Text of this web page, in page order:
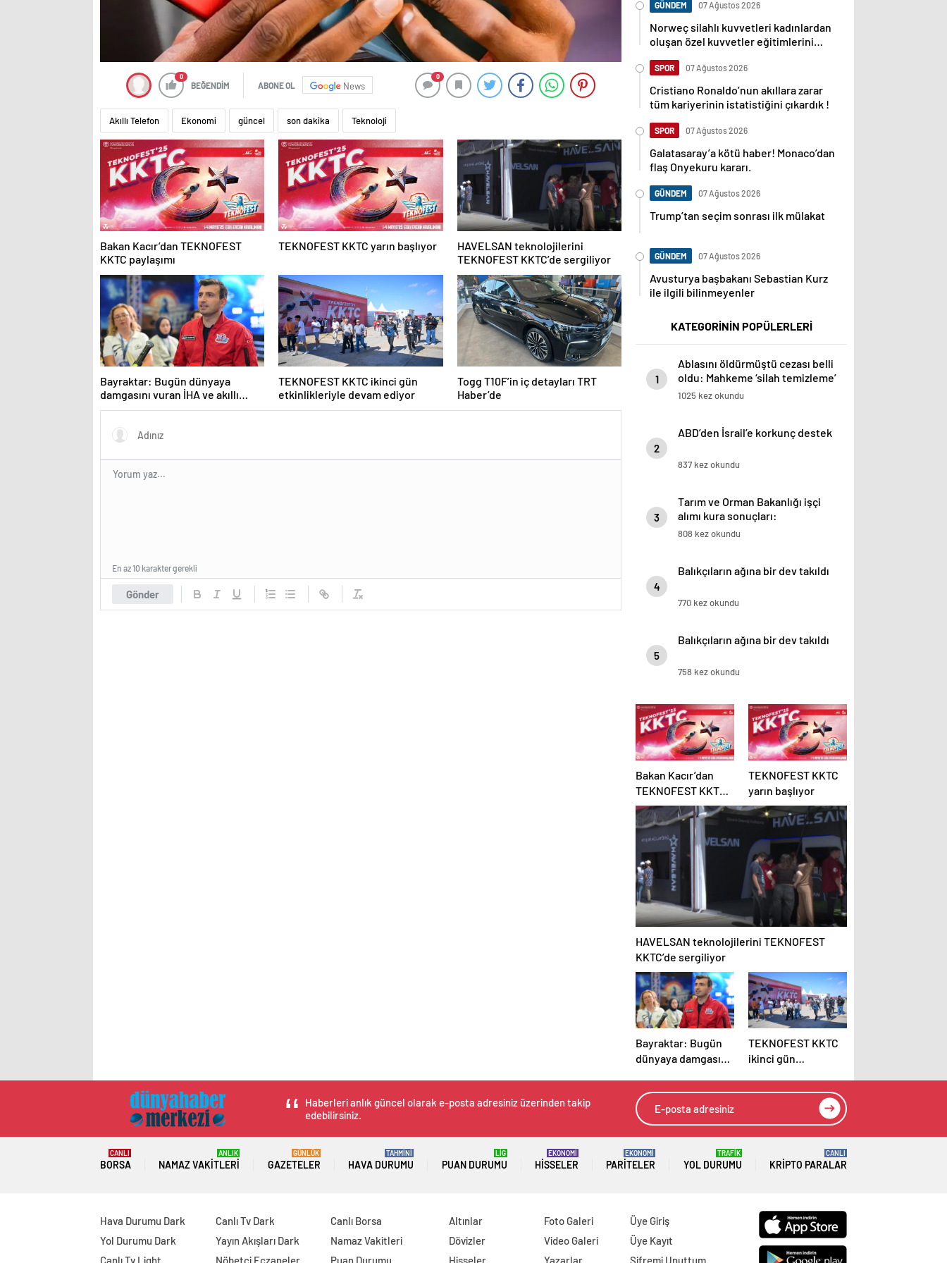
0
BEĞENDİM ABONE OL News
0
Akıllı Telefon Ekonomi güncel son dakika Teknoloji
Bakan Kacır’dan TEKNOFEST
KKTC paylaşımı
TEKNOFEST KKTC yarın başlıyor
HAVELSAN teknolojilerini
TEKNOFEST KKTC’de sergiliyor
Bayraktar: Bugün dünyaya
damgasını vuran İHA ve akıllı
mühimmatlara sahibiz
TEKNOFEST KKTC ikinci gün
etkinlikleriyle devam ediyor
Togg T10F’in iç detayları TRT
Haber’de
Gönder
En az 10 karakter gerekli
GÜNDEM 07 Ağustos 2026
Norweç silahlı kuvvetleri kadınlardan
oluşan özel kuvvetler eğitimlerini
SPOR 07 Ağustos 2026
Cristiano Ronaldo’nun akıllara zarar
tüm kariyerinin istatistiğini çıkardık !
SPOR 07 Ağustos 2026
Galatasaray’a kötü haber! Monaco’dan
flaş Onyekuru kararı.
GÜNDEM 07 Ağustos 2026
Trump’tan seçim sonrası ilk mülakat
GÜNDEM 07 Ağustos 2026
Avusturya başbakanı Sebastian Kurz
ile ilgili bilinmeyenler
KATEGORİNİN POPÜLERLERİ
1
Ablasını öldürmüştü cezası belli
oldu: Mahkeme ‘silah temizleme’
yalanını yutmadı
1025 kez okundu
2
ABD’den İsrail’e korkunç destek
837 kez okundu
3
Tarım ve Orman Bakanlığı işçi
alımı kura sonuçları:
808 kez okundu
4
Balıkçıların ağına bir dev takıldı
770 kez okundu
5
Balıkçıların ağına bir dev takıldı
758 kez okundu
Bakan Kacır’dan
TEKNOFEST KKTC
paylaşımı
TEKNOFEST KKTC
yarın başlıyor
HAVELSAN teknolojilerini TEKNOFEST
KKTC’de sergiliyor
Bayraktar: Bugün
dünyaya damgasını
mühimmatlara
sahibiz
TEKNOFEST KKTC
ikinci gün
devam ediyor
Haberleri anlık güncel olarak e-posta adresiniz üzerinden takip
edebilirsiniz.
BORSA
CANLI
NAMAZ VAKITLERI
ANLIK
GAZETELER
GÜNLÜK
HAVA DURUMU
TAHMİNİ
PUAN DURUMU
LİG
HISSELER
EKONOMİ
PARITELER
EKONOMİ
YOL DURUMU
TRAFİK
KRIPTO PARALAR
CANLI
Hava Durumu Dark
Yol Durumu Dark
Canlı Tv Light
Canlı Tv Dark
Yayın Akışları Dark
Nöbetçi Eczaneler
Canlı Borsa
Namaz Vakitleri
Puan Durumu
Altınlar
Dövizler
Hisseler
Foto Galeri
Video Galeri
Yazarlar
Üye Giriş
Üye Kayıt
Şifremi Unuttum